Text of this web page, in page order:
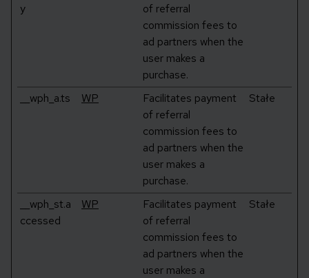
y
of referral
commission fees to
ad partners when the
user makes a
purchase.
__wph_a.ts WP
Facilitates payment
of referral
commission fees to
ad partners when the
user makes a
purchase.
Stałe
__wph_st.a
ccessed
WP
Facilitates payment
of referral
commission fees to
ad partners when the
user makes a
Stałe